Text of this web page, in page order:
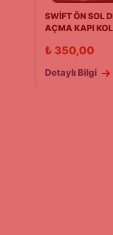
SWİFT ÖN SOL
AÇMA KAPI
₺ 350,00
Detaylı Bilgi